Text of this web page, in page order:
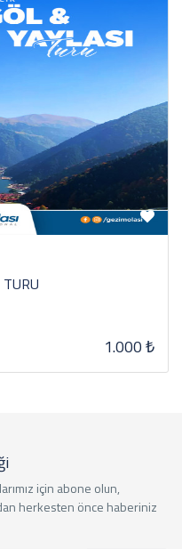
1.000 ₺
için abone olun,
herkesten önce haberiniz